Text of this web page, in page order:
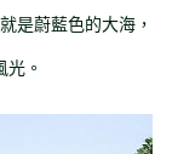
是蔚藍色的大海，
。